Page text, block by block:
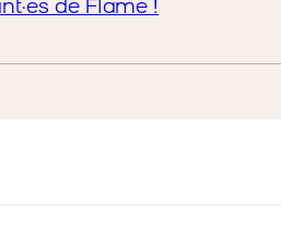
de Flame !